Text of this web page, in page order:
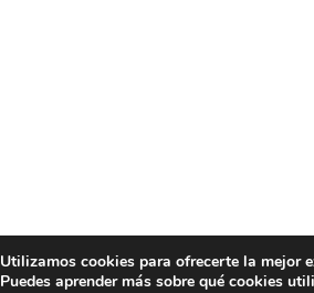
Utilizamos cookies para ofrecerte la mejor
Puedes aprender más sobre qué cookies